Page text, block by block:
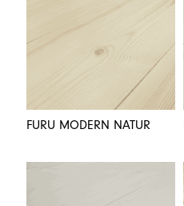
FURU MODERN NATUR